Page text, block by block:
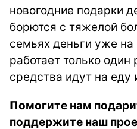
новогодние подарки
борются с тяжелой
семьях деньги уже на
работает только один
средства идут на еду
Помогите нам
поддержите наш